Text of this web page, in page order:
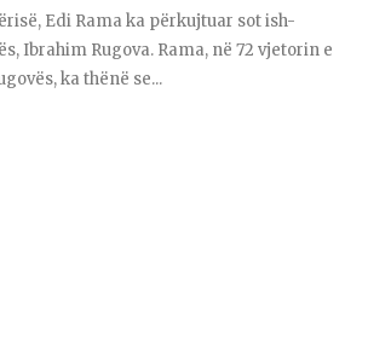
Edi Rama ka përkujtuar sot ish-
Ibrahim Rugova. Rama, në 72 vjetorin e
ka thënë se...